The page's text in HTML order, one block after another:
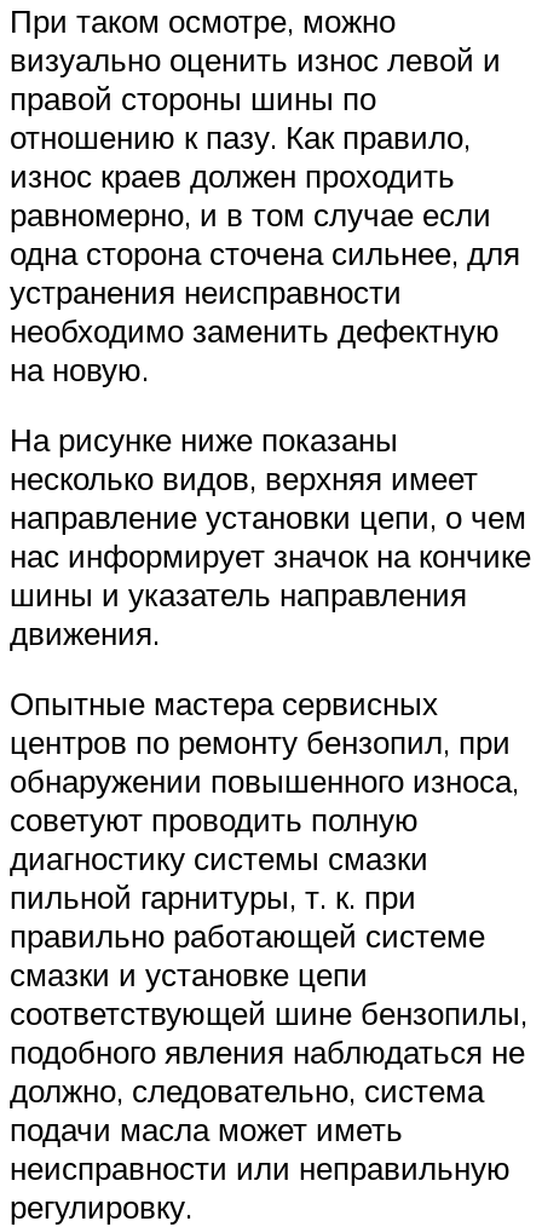
При таком осмотре, можно
визуально оценить износ левой и
правой стороны шины по
отношению к пазу. Как правило,
износ краев должен проходить
равномерно, и в том случае если
одна сторона сточена сильнее, для
устранения неисправности
необходимо заменить дефектную
на новую.
На рисунке ниже показаны
несколько видов, верхняя имеет
направление установки цепи, о чем
нас информирует значок на кончике
шины и указатель направления
движения.
Опытные мастера сервисных
центров по ремонту бензопил, при
обнаружении повышенного износа,
советуют проводить полную
диагностику системы смазки
пильной гарнитуры, т. к. при
правильно работающей системе
смазки и установке цепи
соответствующей шине бензопилы,
подобного явления наблюдаться не
должно, следовательно, система
подачи масла может иметь
неисправности или неправильную
регулировку.